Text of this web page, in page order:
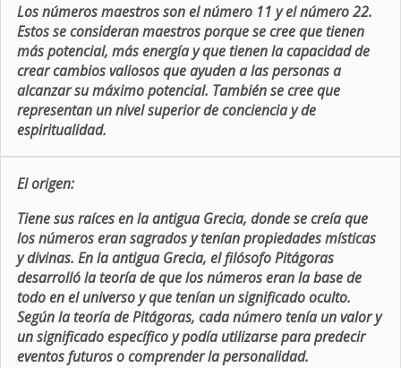
Los números maestros son el número 11 y el número 22.
Estos se consideran maestros porque se cree que tienen
más potencial, más energía y que tienen la capacidad de
crear cambios valiosos que ayuden a las personas a
alcanzar su máximo potencial. También se cree que
representan un nivel superior de conciencia y de
espiritualidad.
El origen:
Tiene sus raíces en la antigua Grecia, donde se creía que
los números eran sagrados y tenían propiedades místicas
y divinas. En la antigua Grecia, el filósofo Pitágoras
desarrolló la teoría de que los números eran la base de
todo en el universo y que tenían un significado oculto.
Según la teoría de Pitágoras, cada número tenía un valor y
un significado específico y podía utilizarse para predecir
eventos futuros o comprender la personalidad.